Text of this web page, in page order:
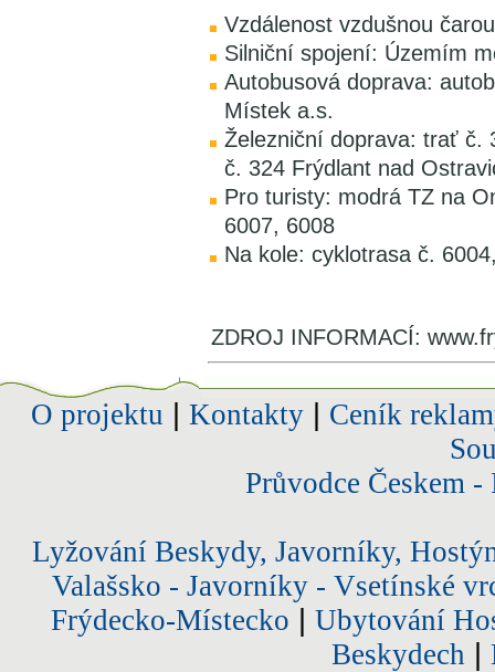
Vzdálenost vzdušnou
Silniční spojení: Územím
Autobusová doprava:
Místek a.s.
Železniční doprava: trať č.
č. 324 Frýdlant nad
Pro turisty: modrá TZ na
6007, 6008
Na kole: cyklotrasa č.
ZDROJ INFORMACÍ:
O projektu Kontakty| Ceník
Průvodce Českem
Lyžování Beskydy, Javorníky,
Valašsko - Javorníky - Vsetínské
Frýdecko-Místecko
Ubytování
Beskydech